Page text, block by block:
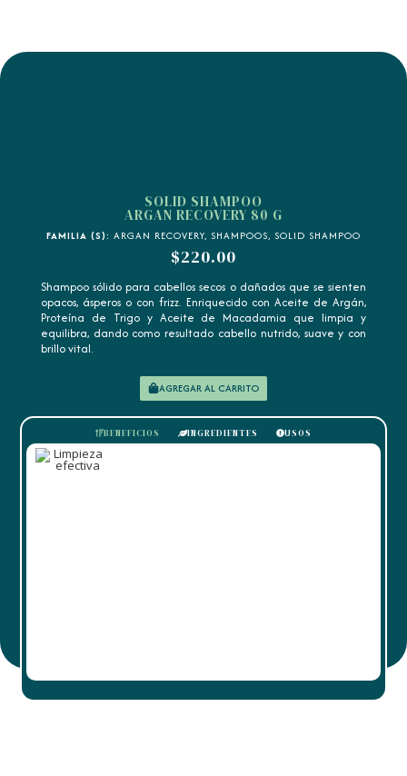
SOLID SHAMPOO
ARGAN RECOVERY 80 G
FAMILIA (S): ARGAN RECOVERY, SHAMPOOS, SOLID SHAMPOO
$220.00
Shampoo sólido para cabellos secos o dañados que se sienten
opacos, ásperos o con frizz. Enriquecido con Aceite de Argán,
Proteína de Trigo y Aceite de Macadamia que limpia y
equilibra, dando como resultado cabello nutrido, suave y con
brillo vital.
AGREGAR AL CARRITO
BENEFICIOS INGREDIENTES USOS